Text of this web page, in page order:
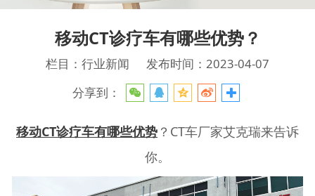
移动CT诊疗车有哪些优势？
栏目：行业新闻
发布时间：2023-04-07
分享到：
移动CT诊疗车有哪些优势 ？CT车厂家艾克瑞来告诉
你。